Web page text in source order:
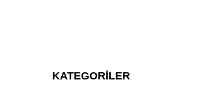
KATEGORİLER